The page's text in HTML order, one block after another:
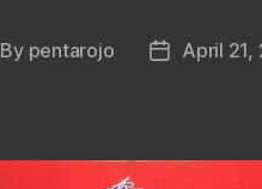
By pentarojo
PostApril 21,